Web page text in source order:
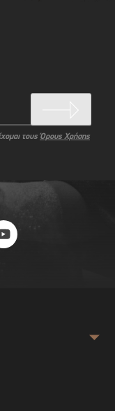
τους Όρους Χρήσης